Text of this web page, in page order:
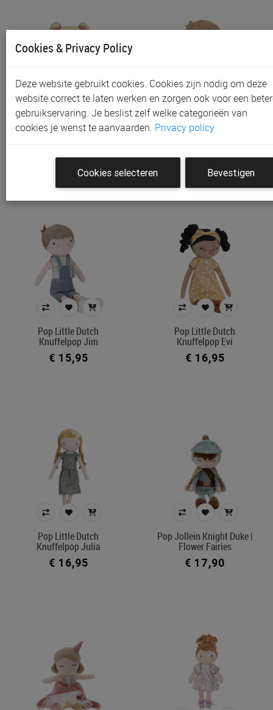
Pop Little Dutch
Knuffelpop Fay
Pop Little Dutch
Knuffelpop Jim
Pop Little Dutch
Knuffelpop Jim
€ 15,95
Pop Little Dutch
Knuffelpop Evi
€ 16,95
Pop Little Dutch
Knuffelpop Julia
€ 16,95
Pop Jollein Knight Duke |
Flower Fairies
€ 17,90
Cookies & Privacy Policy
Deze website gebruikt cookies. Cookies zijn nodig om deze
website correct te laten werken en zorgen ook voor een
gebruikservaring. Je beslist zelf welke categorieën van
cookies je wenst te aanvaarden. Privacy policy
Cookies selecteren Bevestigen